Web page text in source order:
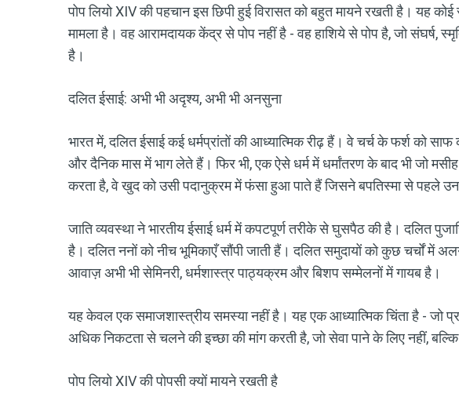
पोप लियो XIV की पहचान इस छिपी हुई विरासत को बहुत मायने रखती है। यह कोई
मामला है। वह आरामदायक केंद्र से पोप नहीं है - वह हाशिये से पोप है, जो संघर्ष,
है।
दलित ईसाई: अभी भी अदृश्य, अभी भी अनसुना
भारत में, दलित ईसाई कई धर्मप्रांतों की आध्यात्मिक रीढ़ हैं। वे चर्च के फर्श को साफ
और दैनिक मास में भाग लेते हैं। फिर भी, एक ऐसे धर्म में धर्मांतरण के बाद भी जो
करता है, वे खुद को उसी पदानुक्रम में फंसा हुआ पाते हैं जिसने बपतिस्मा से पहले उन
जाति व्यवस्था ने भारतीय ईसाई धर्म में कपटपूर्ण तरीके से घुसपैठ की है। दलित
है। दलित ननों को नीच भूमिकाएँ सौंपी जाती हैं। दलित समुदायों को कुछ चर्चों में
आवाज़ अभी भी सेमिनरी, धर्मशास्त्र पाठ्यक्रम और बिशप सम्मेलनों में गायब है।
यह केवल एक समाजशास्त्रीय समस्या नहीं है। यह एक आध्यात्मिक चिंता है - जो
अधिक निकटता से चलने की इच्छा की मांग करती है, जो सेवा पाने के लिए नहीं,
पोप लियो XIV की पोपसी क्यों मायने रखती है